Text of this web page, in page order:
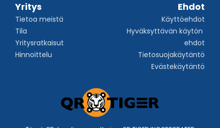
Yritys
Tietoa meistä
Tila
Yritysratkaisut
Hinnoittelu
Ehdot
Käyttöehdot
Hyväksyttävän käytön
ehdot
Tietosuojakäytäntö
Evästekäytäntö